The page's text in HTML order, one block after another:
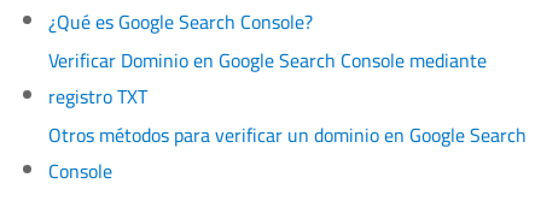
¿Qué es Google Search Console?
Verificar Dominio en Google Search Console mediante
registro TXT
Otros métodos para verificar un dominio en Google Search
Console